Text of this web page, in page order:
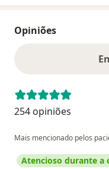
Opiniões
254 opiniões
Mais mencionado pelos
Atencioso durante a